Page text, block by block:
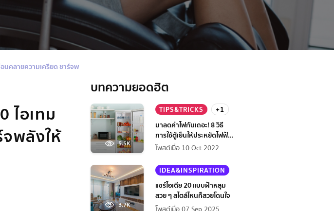
คลายความเครียด ชาร์จพลังให้กับวันอันเหนื่อยล้า
ไอเทม
พลังให้
บทความยอดฮิต
5.5K
TIPS&TRICKS
+1
มาลดค่าไฟกันเถอะ! 8 วิธี
การใช้ตู้เย็นให้ประหยัดไฟฟ้า
กว่าเดิม
โพสต์เมื่อ 10 Oct 2022
3.7K
IDEA&INSPIRATION
แชร์ไอเดีย 20 แบบฝ้าหลุม
สวย ๆ สไตล์ไหนก็สวยโดนใจ